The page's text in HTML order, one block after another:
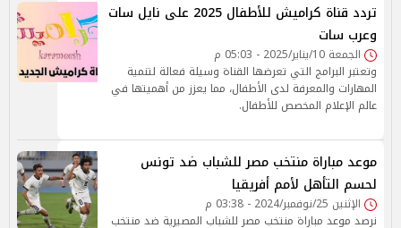
تردد قناة كراميش للأطفال 2025 على نايل سات
وعرب سات
الجمعة 10/يناير/2025 - 05:03 م
وتعتبر البرامج التي تعرضها القناة وسيلة فعالة لتنمية
المهارات والمعرفة لدى الأطفال، مما يعزز من أهميتها في
عالم الإعلام المخصص للأطفال.
موعد مباراة منتخب مصر للشباب ضد تونس
لحسم التأهل لأمم أفريقيا
الإثنين 25/نوفمبر/2024 - 03:38 م
نرصد موعد مباراة منتخب مصر للشباب المصيرية ضد منتخب